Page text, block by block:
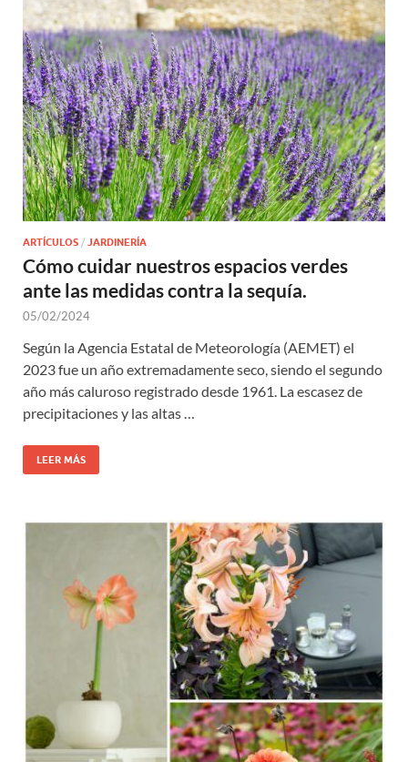
ARTÍCULOS / JARDINERÍA
Cómo cuidar nuestros espacios verdes
ante las medidas contra la sequía.
05/02/2024
Según la Agencia Estatal de Meteorología (AEMET) el
2023 fue un año extremadamente seco, siendo el segundo
año más caluroso registrado desde 1961. La escasez de
precipitaciones y las altas …
LEER MÁS